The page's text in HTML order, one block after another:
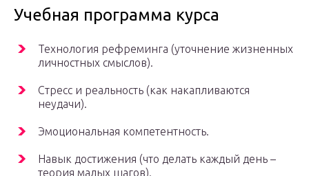
Учебная программа курса
Технология рефреминга (уточнение жизненных
личностных смыслов).
Стресс и реальность (как накапливаются
неудачи).
Эмоциональная компетентность.
Навык достижения (что делать каждый день –
теория малых шагов).